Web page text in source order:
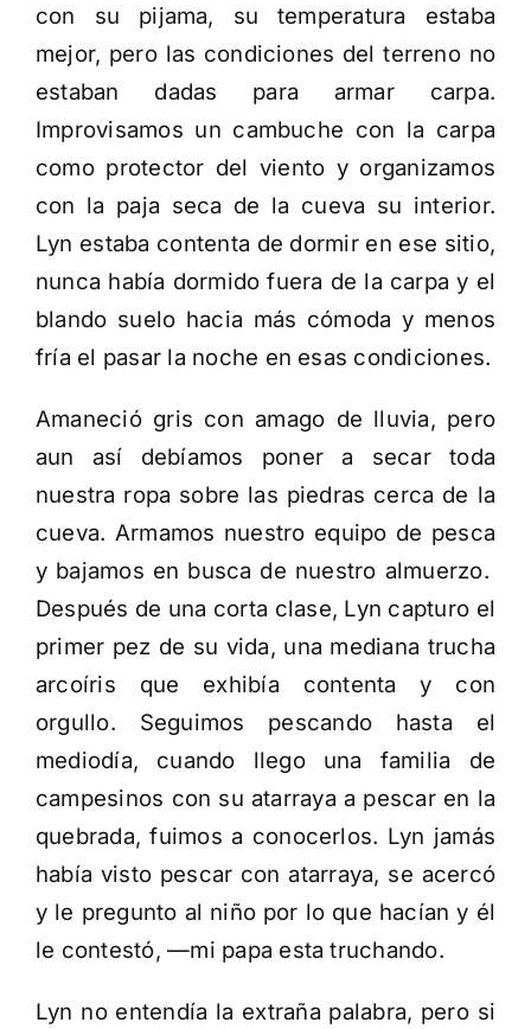
con su pijama, su temperatura estaba
mejor, pero las condiciones del terreno no
estaban dadas para armar carpa.
Improvisamos un cambuche con la carpa
como protector del viento y organizamos
con la paja seca de la cueva su interior.
Lyn estaba contenta de dormir en ese sitio,
nunca había dormido fuera de la carpa y el
blando suelo hacia más cómoda y menos
fría el pasar la noche en esas condiciones.
Amaneció gris con amago de lluvia, pero
aun así debíamos poner a secar toda
nuestra ropa sobre las piedras cerca de la
cueva. Armamos nuestro equipo de pesca
y bajamos en busca de nuestro almuerzo.
Después de una corta clase, Lyn capturo el
primer pez de su vida, una mediana trucha
arcoíris que exhibía contenta y con
orgullo. Seguimos pescando hasta el
mediodía, cuando llego una familia de
campesinos con su atarraya a pescar en la
quebrada, fuimos a conocerlos. Lyn jamás
había visto pescar con atarraya, se acercó
y le pregunto al niño por lo que hacían y él
le contestó, —mi papa esta truchando.
Lyn no entendía la extraña palabra, pero si